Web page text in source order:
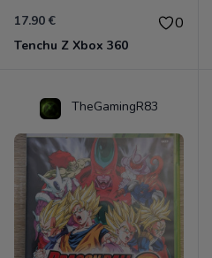
17.90 € 0
Tenchu Z Xbox 360
TheGamingR83